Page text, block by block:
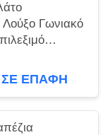
Λούξο Γωνιακό
ΕΠΑΦΉ